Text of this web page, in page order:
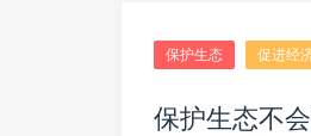
保护生态 促进经
保护生态不